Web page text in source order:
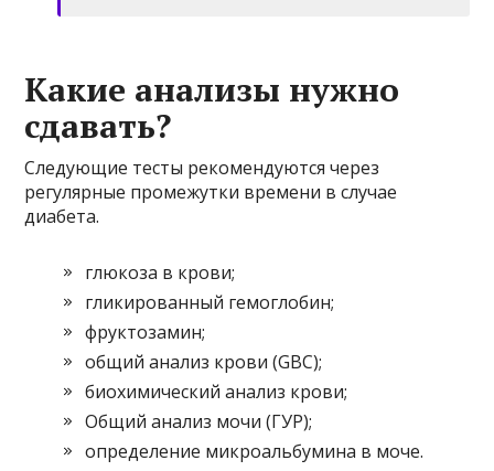
Какие анализы нужно
сдавать?
Следующие тесты рекомендуются через
регулярные промежутки времени в случае
диабета.
глюкоза в крови;
гликированный гемоглобин;
фруктозамин;
общий анализ крови (GBC);
биохимический анализ крови;
Общий анализ мочи (ГУР);
определение микроальбумина в моче.